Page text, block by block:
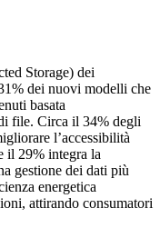
Storage) dei
dei nuovi modelli che
basata
file. Circa il 34% degli
l’accessibilità
il 29% integra la
gestione dei dati più
energetica
attirando consumatori